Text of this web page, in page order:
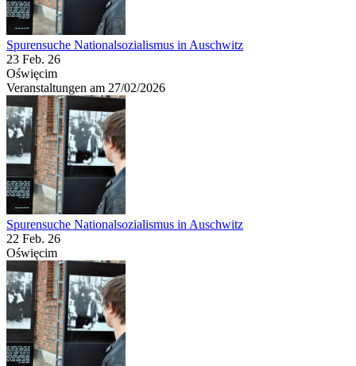
Spurensuche Nationalsozialismus in Auschwitz
23 Feb. 26
Oświęcim
Veranstaltungen am 27/02/2026
Spurensuche Nationalsozialismus in Auschwitz
22 Feb. 26
Oświęcim